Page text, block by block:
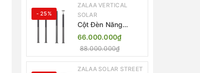
- 25%
ZALAA VERTICAL
SOLAR
Cột Đèn Năng
Lượng Mặt Trời Dọc
Thông Minh ZSR-
YYDS-360 | ZALAA
Jsc
66.000.000₫
88.000.000₫
ZALAA SOLAR STREET